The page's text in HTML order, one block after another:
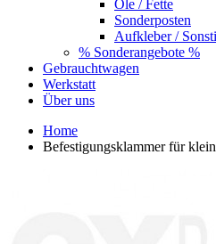
Öle / Fette
Sonderposten
Aufkleber /
% Sonderangebote %
Gebrauchtwagen
Werkstatt
Über uns
Home
Befestigungsklammer für